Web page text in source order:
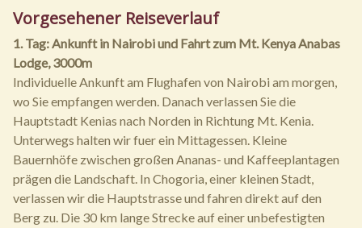
Vorgesehener Reiseverlauf
1. Tag: Ankunft in Nairobi und Fahrt zum Mt. Kenya Anabas
Lodge, 3000m
Individuelle Ankunft am Flughafen von Nairobi am morgen,
wo Sie empfangen werden. Danach verlassen Sie die
Hauptstadt Kenias nach Norden in Richtung Mt. Kenia.
Unterwegs halten wir fuer ein Mittagessen. Kleine
Bauernhöfe zwischen großen Ananas- und Kaffeeplantagen
prägen die Landschaft. In Chogoria, einer kleinen Stadt,
verlassen wir die Hauptstrasse und fahren direkt auf den
Berg zu. Die 30 km lange Strecke auf einer unbefestigten